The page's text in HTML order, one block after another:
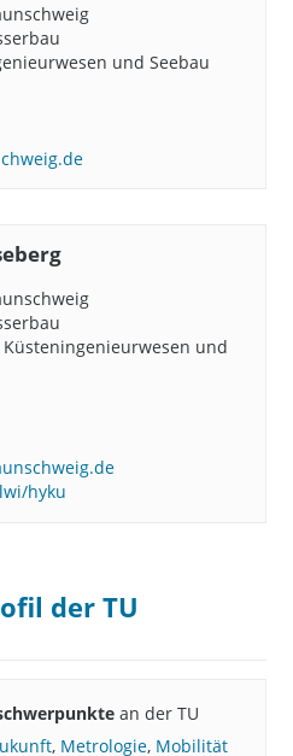
und Seebau
und
hyku
der TU
an der TU
, Metrologie, Mobilität